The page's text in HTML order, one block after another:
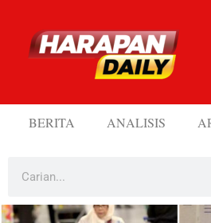
BERITA ANALISIS